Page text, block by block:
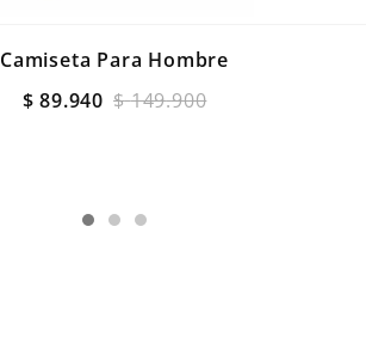
Camiseta Para Hombre
$ 149.900
$ 89.940